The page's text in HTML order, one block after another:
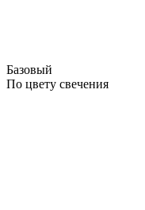
Базовый
По цвету свечения